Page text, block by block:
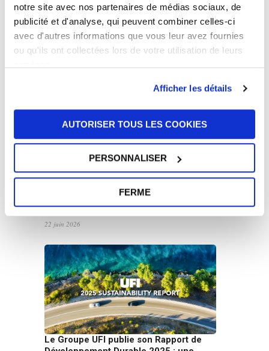
notre site avec nos partenaires de médias sociaux, de
publicité et d'analyse, qui peuvent combiner celles-ci
avec d'autres informations que vous leur avez fournies
ou qu'ils ont collectées lors de votre utilisation de leurs
Afficher les détails
AUTORISER TOUS LES COOKIES
PERSONNALISER
FERME
UFI Group rejoint le réseau GROUPAUTO
International (GAI)
7 juillet 2026
UFI renouvelle son partenariat avec John
Newell pour le Goodyear FIA European
Truck Racing Championship 2026
Le Groupe UFI publie son Rapport de
Développement Durable 2025 : une
croissance tournée vers l’avenir